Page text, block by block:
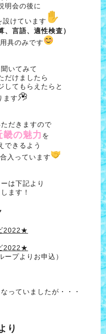
明会の後に
設けています
、言語、適性検査）
具のみです
いてみて
だけましたら
してもらえたらと
ます
だきますので
畿の魅力 を
できるよう
入っています
は下記より
ます！
2022★
2022★
ープよりお申込）
っていましたが・・・
り